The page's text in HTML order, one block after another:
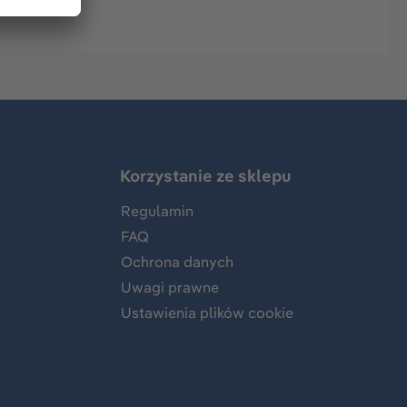
Korzystanie ze sklepu
Regulamin
FAQ
Ochrona danych
Uwagi prawne
Ustawienia plików cookie